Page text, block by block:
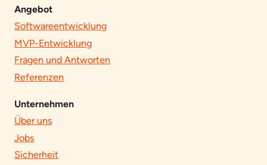
Angebot
Softwareentwicklung
MVP-Entwicklung
Fragen und Antworten
Referenzen
Unternehmen
Über uns
Jobs
Sicherheit